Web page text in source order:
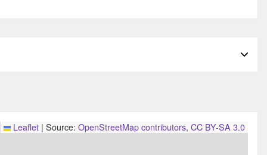
Leaflet | Source: OpenStreetMap contributors, CC BY-SA 3.0